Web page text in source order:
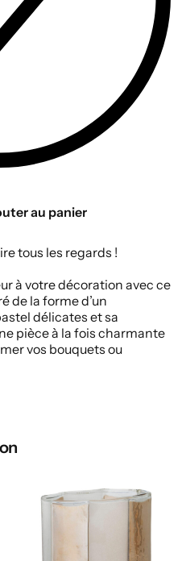
au panier
tous les regards !
à votre décoration avec ce
de la forme d’un
délicates et sa
pièce à la fois charmante
vos bouquets ou